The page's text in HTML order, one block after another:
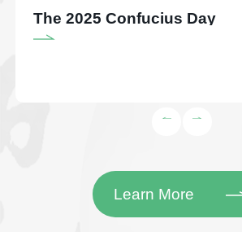
The 2025 Confucius Day
Learn More